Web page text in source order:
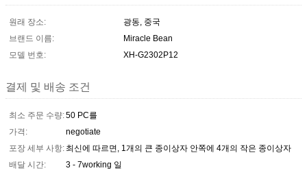
원래 장소:
광동, 중국
브랜드 이름:
Miracle Bean
모델 번호:
XH-G2302P12
결제 및 배송 조건
최소 주문 수량:50 PC를
가격:
negotiate
포장 세부 사항: 최신에 따르면, 1개의 큰 종이상자 안쪽에 4개의 작은 종이상자
배달 시간:
3 - 7working 일